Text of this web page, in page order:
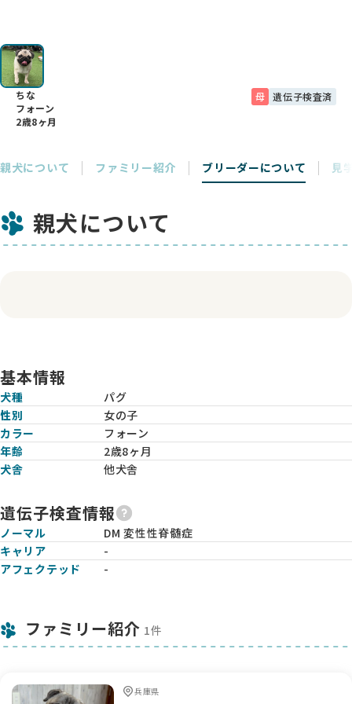
ちな
フォーン
2歳8ヶ月
母 遺伝子検査済
親犬について ファミリー紹介 ブリーダーについて 見
親犬について
基本情報
犬種
パグ
性別
女の子
カラー
フォーン
年齢
2歳8ヶ月
犬舎
他犬舎
遺伝子検査情報
ノーマル
DM 変性性脊髄症
キャリア
-
アフェクテッド
-
ファミリー紹介 1件
兵庫県